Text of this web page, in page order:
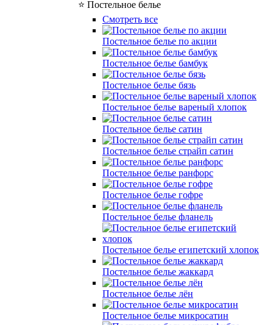
⭐ Постельное белье
Смотреть все
Постельное белье по акции
Постельное белье бамбук
Постельное белье бязь
Постельное белье вареный хлопок
Постельное белье сатин
Постельное белье страйп сатин
Постельное белье ранфорс
Постельное белье гофре
Постельное белье фланель
Постельное белье египетский хлопок
Постельное белье жаккард
Постельное белье лён
Постельное белье микросатин